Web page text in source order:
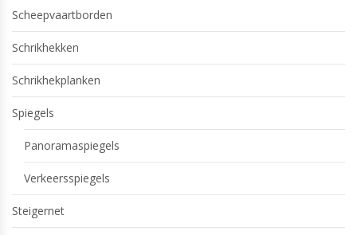
Scheepvaartborden
Schrikhekken
Schrikhekplanken
Spiegels
Panoramaspiegels
Verkeersspiegels
Steigernet